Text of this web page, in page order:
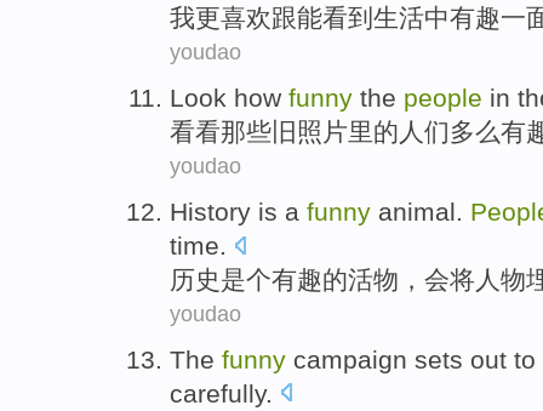
我更喜欢跟能看到 生活中有趣一
youdao
Look how funny the people in
看看那些 旧 照片里的 人们多么有
youdao
History is a funny animal.
time.
历史是个有趣的活物，会将人物
youdao
The funny campaign sets out to
carefully.